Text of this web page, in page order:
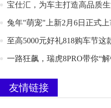
宝仕汇，为车主打造高品质
兔年"萌宠"上新2月6日正式
至高5000元好礼818购车节这
一路狂飙，瑞虎8PRO带你“
友情链接